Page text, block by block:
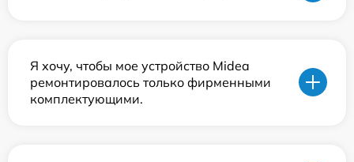
Я хочу, чтобы мое устройство Midea
ремонтировалось только фирменными
комплектующими.